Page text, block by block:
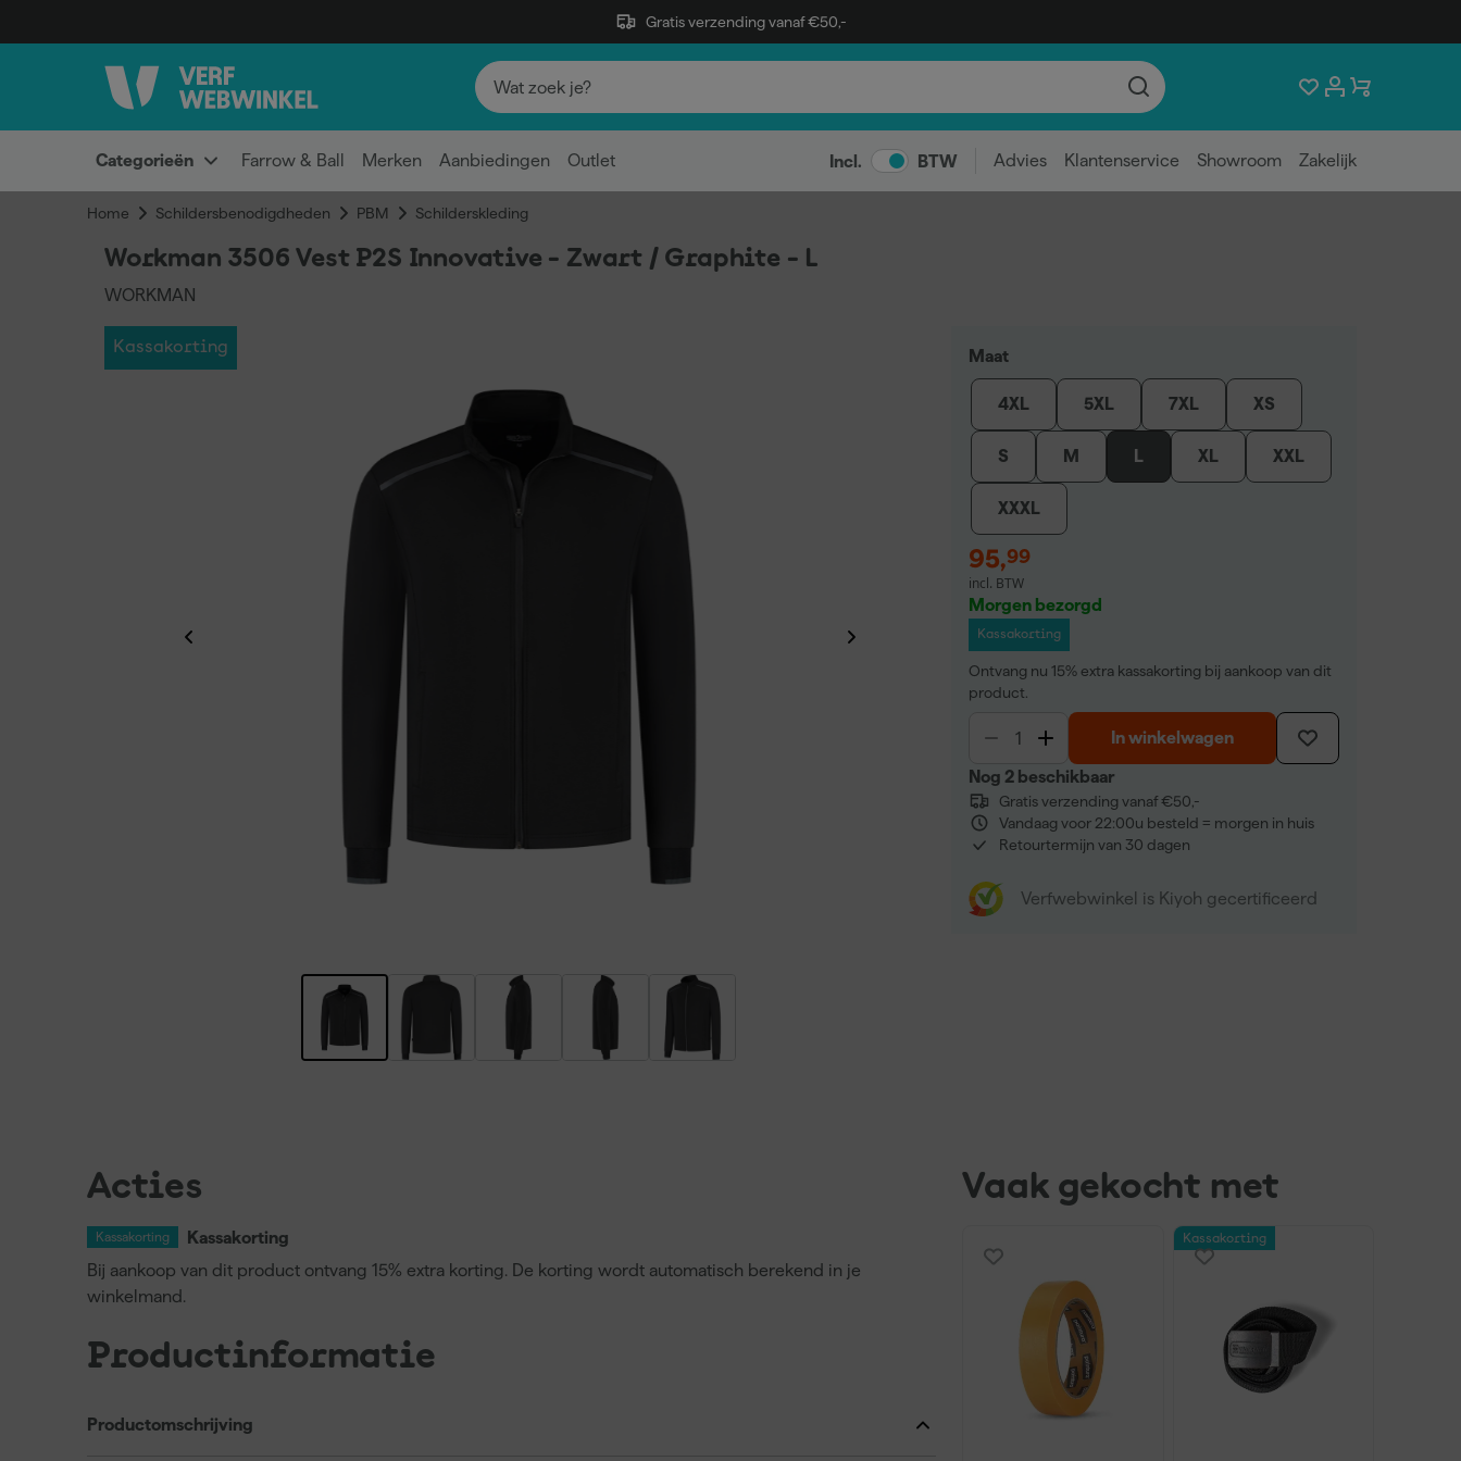
Gratis verzending vanaf €50,-
Categorieën Farrow & Ball Merken Aanbiedingen Outlet Incl. BTW Advies Klantenservice Showroom Zakelijk
Home Schildersbenodigdheden PBM Schilderskleding
Workman 3506 Vest P2S Innovative - Zwart / Graphite - L
WORKMAN
Kassakorting Maat
4XL 5XL 7XL XS
S M L XL XXL
XXXL
95,99
incl. BTW
Morgen bezorgd
Kassakorting
Ontvang nu 15% extra kassakorting bij aankoop van dit
product.
In winkelwagen
Nog 2 beschikbaar
Gratis verzending vanaf €50,-
Vandaag voor 22:00u besteld = morgen in huis
Retourtermijn van 30 dagen
Verfwebwinkel is Kiyoh gecertificeerd
Acties
Kassakorting
Kassakorting
Bij aankoop van dit product ontvang 15% extra korting. De korting wordt automatisch berekend in je
winkelmand.
Productinformatie
Productomschrijving
Vaak gekocht met
Kassakorting